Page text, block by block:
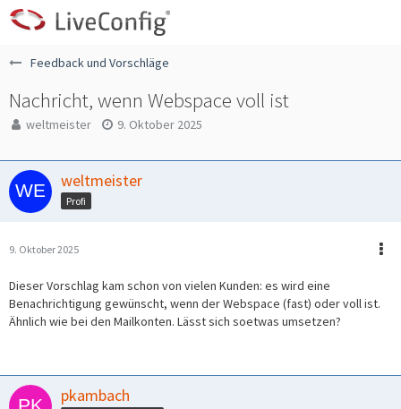
Feedback und Vorschläge
Nachricht, wenn Webspace voll ist
weltmeister 9. Oktober 2025
weltmeister
Profi
9. Oktober 2025
Dieser Vorschlag kam schon von vielen Kunden: es wird eine
Benachrichtigung gewünscht, wenn der Webspace (fast) oder voll ist.
Ähnlich wie bei den Mailkonten. Lässt sich soetwas umsetzen?
pkambach